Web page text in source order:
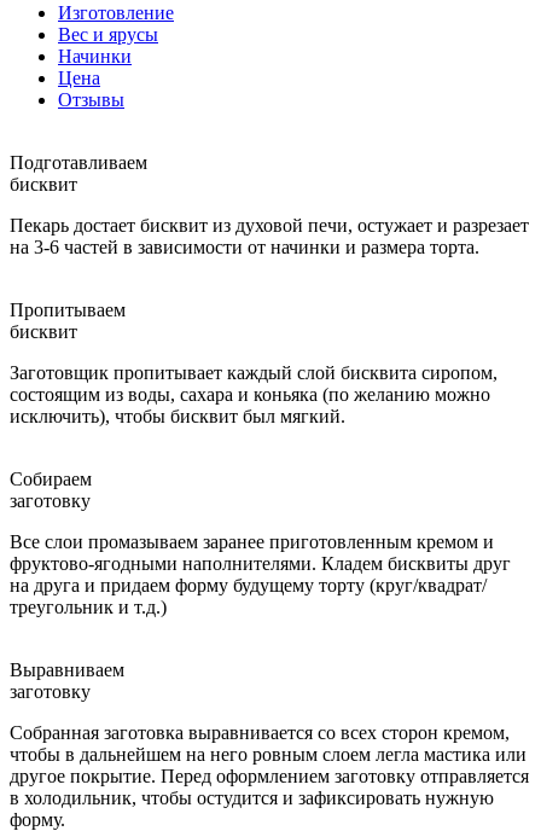
Изготовление
Вес и ярусы
Начинки
Цена
Отзывы
Подготавливаем
бисквит
Пекарь достает бисквит из духовой печи, остужает и разрезает
на 3-6 частей в зависимости от начинки и размера торта.
Пропитываем
бисквит
Заготовщик пропитывает каждый слой бисквита сиропом,
состоящим из воды, сахара и коньяка (по желанию можно
исключить), чтобы бисквит был мягкий.
Собираем
заготовку
Все слои промазываем заранее приготовленным кремом и
фруктово-ягодными наполнителями. Кладем бисквиты друг
на друга и придаем форму будущему торту (круг/квадрат/
треугольник и т.д.)
Выравниваем
заготовку
Собранная заготовка выравнивается со всех сторон кремом,
чтобы в дальнейшем на него ровным слоем легла мастика или
другое покрытие. Перед оформлением заготовку отправляется
в холодильник, чтобы остудится и зафиксировать нужную
форму.